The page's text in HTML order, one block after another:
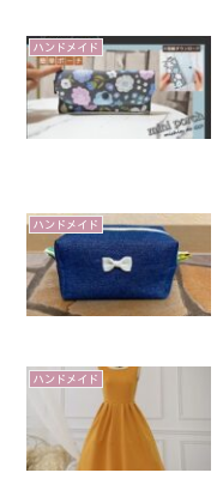
ハンドメイド
ハンドメイド
ハンドメイド